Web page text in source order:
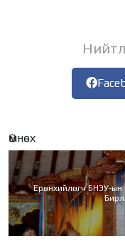
Өмнөх
Ерөнхийлөгч БНЭУ-